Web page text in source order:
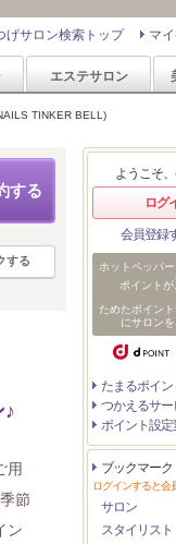
マ
げサロン検索トップ
エステサロン
TINKER BELL)
する
する
用
節
ン
ようこそ、
ログ
会員登録
ホットペッパ
ポイントが
ためたポイン
にサロン
たまるポイ
つかえるサー
ポイント設定
ブックマーク
ログインすると会
サロン
スタイリスト